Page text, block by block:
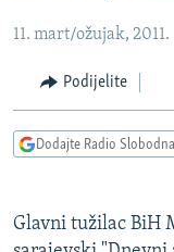
na
navigaciju
Pređite
na
KOSOVO
CRNA GORA
VIDEO
INFOGRAFIKE
PODCASTI
KINA NA BALKANU
11. mart/ožujak, 2011.
Podijelite
Dodajte Radio
Glavni tužilac BiH